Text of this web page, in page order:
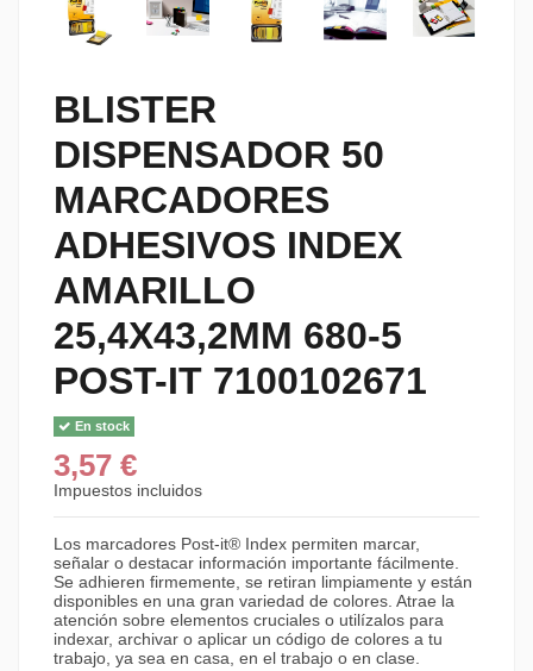
BLISTER
DISPENSADOR 50
MARCADORES
ADHESIVOS INDEX
AMARILLO
25,4X43,2MM 680-5
POST-IT 7100102671
En stock
3,57 €
Impuestos incluidos
Los marcadores Post-it® Index permiten marcar,
señalar o destacar información importante fácilmente.
Se adhieren firmemente, se retiran limpiamente y están
disponibles en una gran variedad de colores. Atrae la
atención sobre elementos cruciales o utilízalos para
indexar, archivar o aplicar un código de colores a tu
trabajo, ya sea en casa, en el trabajo o en clase.